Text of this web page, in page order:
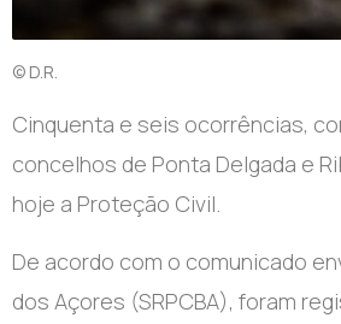
© D.R.
Cinquenta e seis ocorrências,
concelhos de Ponta Delgada e
hoje a Proteção Civil.
De acordo com o comunicado
dos Açores (SRPCBA), foram